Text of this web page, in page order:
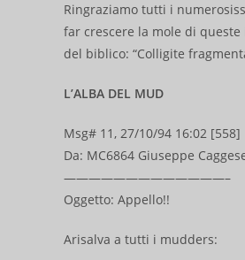
Ringraziamo tutti i
far crescere la mole di
del biblico: “Colligite
L’ALBA DEL MUD
Msg# 11, 27/10/94 16:02 [558]
Da: MC6864 Giuseppe
—————————————–
Oggetto: Appello!!
Arisalva a tutti i mudders: